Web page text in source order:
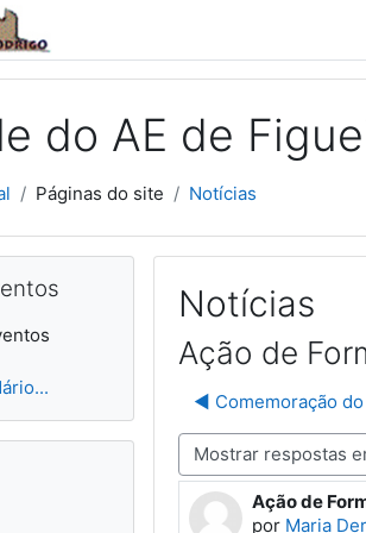
do AE de
Páginas do site Notícias
Notícias
Ação de
◀︎ Comemoração do
Modo de visualização
Ação de
por Maria
Número de